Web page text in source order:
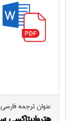
عنوان ترجمه فارسی